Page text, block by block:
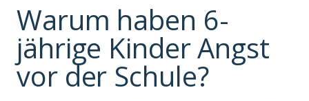
Warum haben 6-
jährige Kinder Angst
vor der Schule?